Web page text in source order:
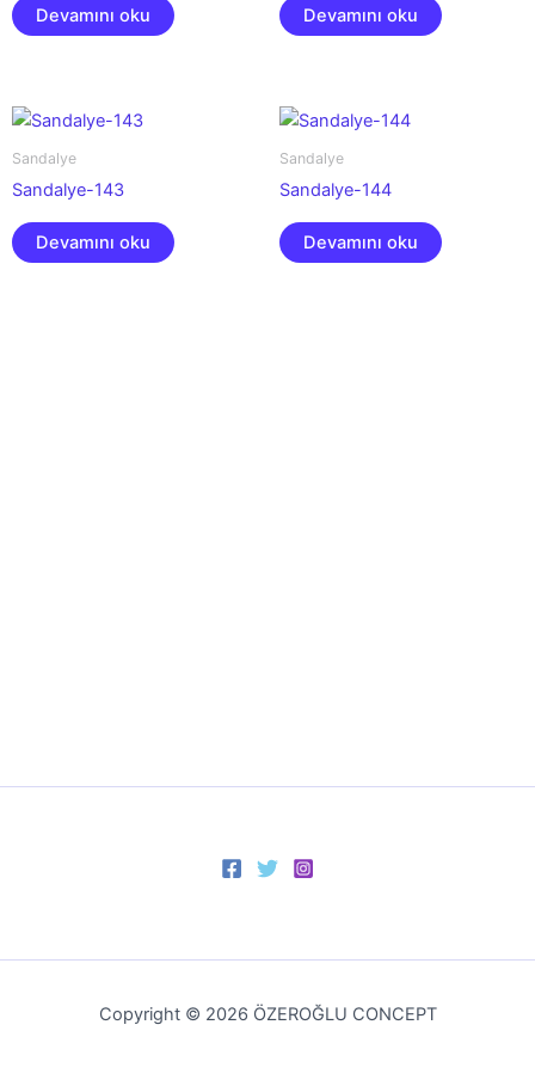
Devamını oku Devamını oku
Sandalye
Sandalye-143
Devamını oku
Sandalye
Sandalye-144
Devamını oku
Copyright © 2026 ÖZEROĞLU CONCEPT